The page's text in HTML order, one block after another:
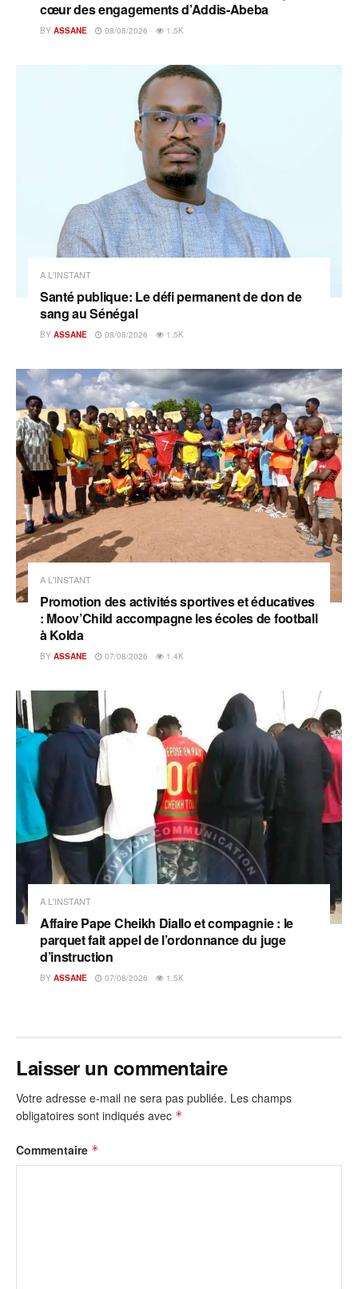
cœur des engagements d’Addis-Abeba
BY ASSANE 08/08/2026 1.5K
A L'INSTANT
Santé publique: Le défi permanent de don de
sang au Sénégal
BY ASSANE 08/08/2026 1.5K
A L'INSTANT
Promotion des activités sportives et éducatives
: Moov’Child accompagne les écoles de football
à Kolda
BY ASSANE 07/08/2026 1.4K
A L'INSTANT
Affaire Pape Cheikh Diallo et compagnie : le
parquet fait appel de l’ordonnance du juge
d’instruction
BY ASSANE 07/08/2026 1.5K
Laisser un commentaire
Votre adresse e-mail ne sera pas publiée. Les champs
obligatoires sont indiqués avec *
Commentaire *